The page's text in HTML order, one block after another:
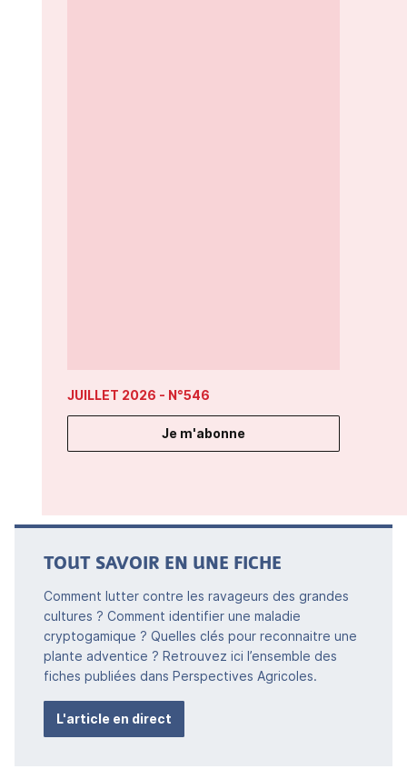
JUILLET 2026 - N°546
Je m'abonne
TOUT SAVOIR EN UNE FICHE
Comment lutter contre les ravageurs des grandes
cultures ? Comment identifier une maladie
cryptogamique ? Quelles clés pour reconnaitre une
plante adventice ? Retrouvez ici l’ensemble des
fiches publiées dans Perspectives Agricoles.
L'article en direct